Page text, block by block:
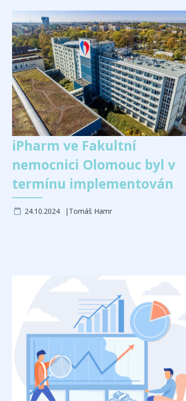
iPharm ve Fakultní
nemocnici Olomouc byl v
termínu implementován
24.10.2024 Tomáš Hamr